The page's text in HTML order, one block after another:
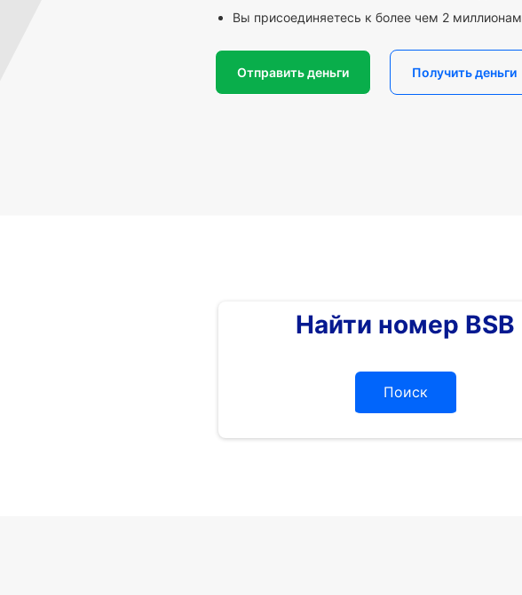
Вы присоединяетесь к более чем 2
Отправить деньги Получить деньги
Найти номер BSB
Поиск